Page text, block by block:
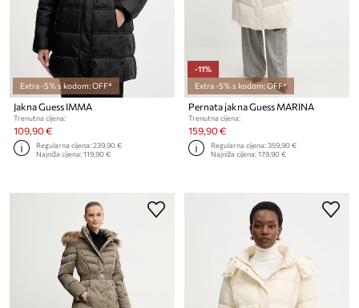
Extra -5% s kodom: OFF*
Jakna Guess IMMA
Trenutna cijena:
109,90 €
Regularna cijena:239,90 €
Najniža cijena:119,90 €
-11%
Extra -5% s kodom: OFF*
Pernata jakna Guess MARINA
Trenutna cijena:
159,90 €
Regularna cijena:359,90 €
Najniža cijena:179,90 €